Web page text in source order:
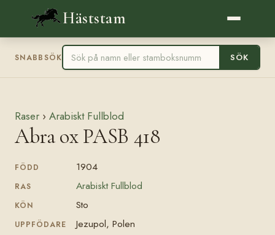
Häststam
SNABBSÖK SÖK
Raser › Arabiskt Fullblod
Abra ox PASB 418
FÖDD 1904
RAS Arabiskt Fullblod
KÖN Sto
UPPFÖDARE Jezupol, Polen